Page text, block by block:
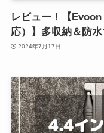
レビュー！【
応）】多収納＆防
2024年7月17日